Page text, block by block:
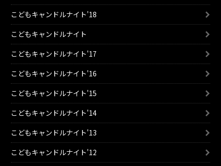
こどもキャンドルナイト'18
こどもキャンドルナイト
こどもキャンドルナイト'17
こどもキャンドルナイト'16
こどもキャンドルナイト'15
こどもキャンドルナイト'14
こどもキャンドルナイト'13
こどもキャンドルナイト'12